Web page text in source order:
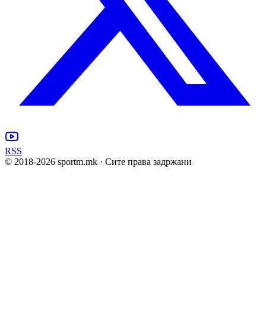
RSS
© 2018-2026 sportm.mk · Сите права задржани